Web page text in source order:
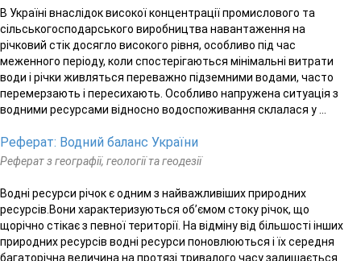
В Україні внаслідок високої концентрації промислового та
сільськогосподарського виробництва навантаження на
річковий стік досягло високого рівня, особливо під час
меженного періоду, коли спостерігаються мінімальні витрати
води і річки живляться переважно підземними водами, часто
перемерзають і пересихають. Особливо напружена ситуація з
водними ресурсами відносно водоспоживання склалася у ...
Реферат: Водний баланс України
Реферат з географії, геології та геодезії
Водні ресурси річок є одним з найважливіших природних
ресурсів.Вони характеризуються об’ємом стоку річок, що
щорічно стікає з певної території. На відміну від більшості інших
природних ресурсів водні ресурси поновлюються і їх середня
багаторічна величина на протязі тривалого часу залишається